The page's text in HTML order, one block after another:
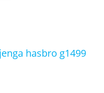
jenga hasbro g1499